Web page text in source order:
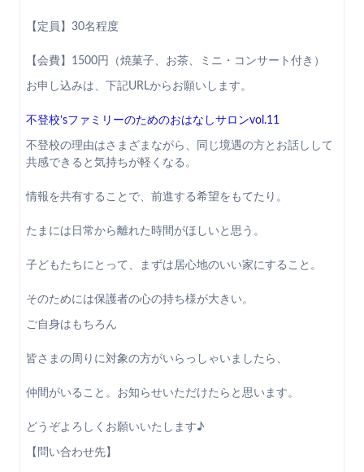
【定員】30名程度
【会費】1500円（焼菓子、お茶、ミニ・コンサート付き）
お申し込みは、下記URLからお願いします。
不登校’sファミリーのためのおはなしサロンvol.11
不登校の理由はさまざまながら、同じ境遇の方とお話しして
共感できると気持ちが軽くなる。
情報を共有することで、前進する希望をもてたり。
たまには日常から離れた時間がほしいと思う。
子どもたちにとって、まずは居心地のいい家にすること。
そのためには保護者の心の持ち様が大きい。
ご自身はもちろん
皆さまの周りに対象の方がいらっしゃいましたら、
仲間がいること。お知らせいただけたらと思います。
どうぞよろしくお願いいたします♪
【問い合わせ先】